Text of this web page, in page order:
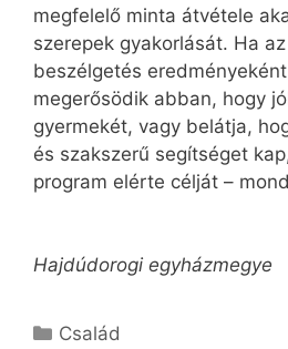
megfelelő minta átvétele
szerepek gyakorlását. Ha
beszélgetés
megerősödik abban, hogy
gyermekét, vagy belátja,
és szakszerű segítséget
program elérte célját –
Hajdúdorogi egyházmegye
Kategória
Család